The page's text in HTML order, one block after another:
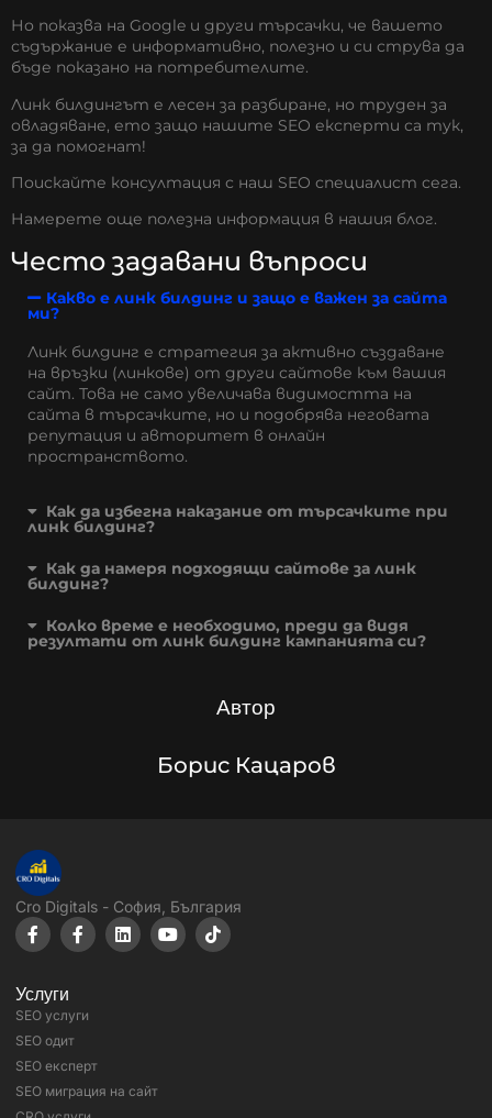
Но показва на Google и други търсачки, че вашето
съдържание е информативно, полезно и си струва да
бъде показано на потребителите.
Линк билдингът е лесен за разбиране, но труден за
овладяване, ето защо нашите SEO експерти са тук,
за да помогнат!
Поискайте консултация с наш SEO специалист сега.
Намерете още полезна информация в нашия блог.
Често задавани въпроси
Какво е линк билдинг и защо е важен за сайта
ми?
Линк билдинг е стратегия за активно създаване
на връзки (линкове) от други сайтове към вашия
сайт. Това не само увеличава видимостта на
сайта в търсачките, но и подобрява неговата
репутация и авторитет в онлайн
пространството.
Как да избегна наказание от търсачките при
линк билдинг?
Как да намеря подходящи сайтове за линк
билдинг?
Колко време е необходимо, преди да видя
резултати от линк билдинг кампанията си?
Автор
Борис Кацаров
Cro Digitals - София, България
Услуги
SEO услуги
SEO одит
SEO експерт
SEO миграция на сайт